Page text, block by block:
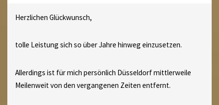
Herzlichen Glückwunsch,
tolle Leistung sich so über Jahre hinweg einzusetzen.
Allerdings ist für mich persönlich Düsseldorf mittlerweile
Meilenweit von den vergangenen Zeiten entfernt.